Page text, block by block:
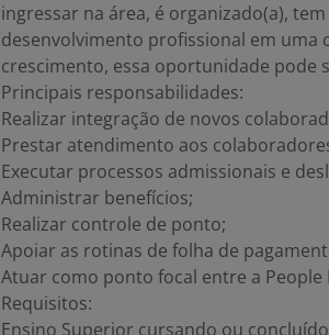
ingressar na área, é organizado(a),
desenvolvimento profissional em uma
crescimento, essa oportunidade pode
Principais responsabilidades:
Realizar integração de novos
Prestar atendimento aos
Executar processos admissionais e
Administrar benefícios;
Realizar controle de ponto;
Apoiar as rotinas de folha de
Atuar como ponto focal entre a People
Requisitos:
Ensino Superior cursando ou